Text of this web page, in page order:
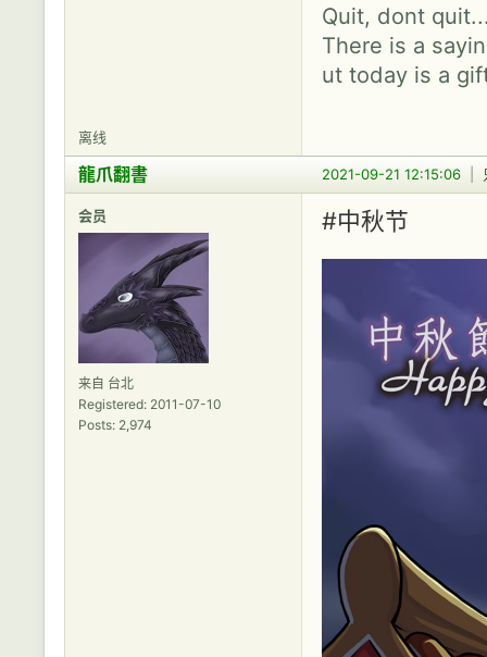
Quit, dont
There is a
ut today is a
离线
2021-09-21 12:15:06
龍爪翻書
会员
来自 台北
Registered: 2011-07-10
Posts: 2,974
#中秋节